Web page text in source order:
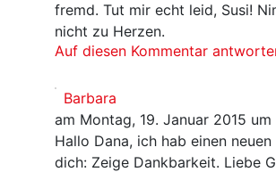
fremd. Tut mir echt leid, Susi!
nicht zu Herzen.
Auf diesen Kommentar
Barbara
am Montag, 19. Januar 2015 um
Hallo Dana, ich hab einen
dich: Zeige Dankbarkeit. Liebe